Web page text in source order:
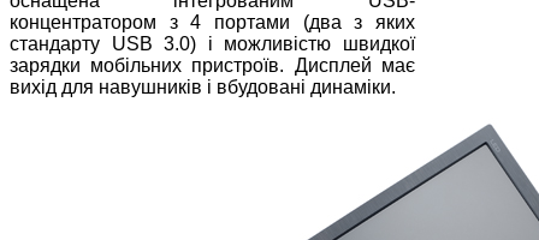
концентратором з 4 портами (два з яких
стандарту USB 3.0) і можливістю швидкої
зарядки мобільних пристроїв. Дисплей має
вихід для навушників і вбудовані динаміки.